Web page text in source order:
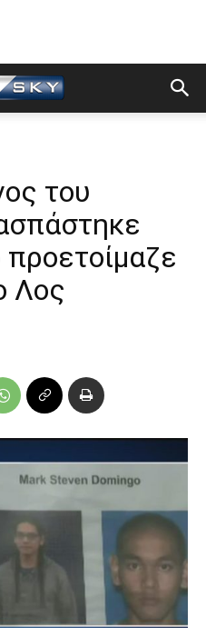
του
προετοίμαζε
Λος